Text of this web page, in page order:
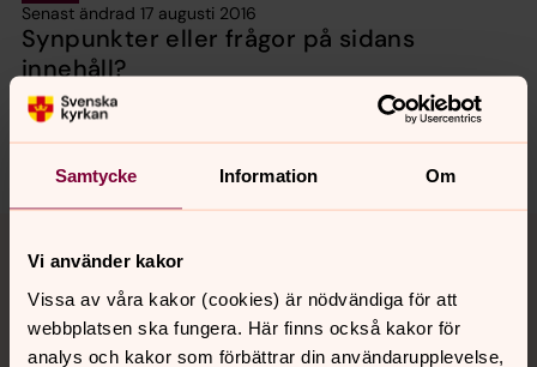
Samtycke Information Om
Vi använder kakor
Vissa av våra kakor (cookies) är nödvändiga för att
webbplatsen ska fungera. Här finns också kakor för
analys och kakor som förbättrar din användarupplevelse,
Senast ändrad 17 augusti 2016
Synpunkter eller frågor på sidans
innehåll?
helsingborgs.pastorat@svenskakyrkan.se
Dela
Kontakt